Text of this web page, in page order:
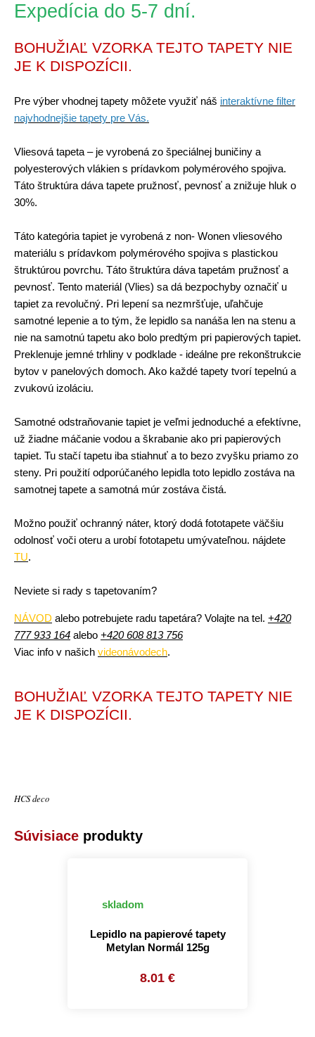
Expedícia do 5-7 dní.
BOHUŽIAĽ VZORKA TEJTO TAPETY NIE
JE K DISPOZÍCII.
Pre výber vhodnej tapety môžete využiť náš interaktívne filter
najvhodnejšie tapety pre Vás.
Vliesová tapeta – je vyrobená zo špeciálnej buničiny a
polyesterových vlákien s prídavkom polymérového spojiva.
Táto štruktúra dáva tapete pružnosť, pevnosť a znižuje hluk o
30%.
Táto kategória tapiet je vyrobená z non- Wonen vliesového
materiálu s prídavkom polymérového spojiva s plastickou
štruktúrou povrchu. Táto štruktúra dáva tapetám pružnosť a
pevnosť. Tento materiál (Vlies) sa dá bezpochyby označiť u
tapiet za revolučný. Pri lepení sa nezmršťuje, uľahčuje
samotné lepenie a to tým, že lepidlo sa nanáša len na stenu a
nie na samotnú tapetu ako bolo predtým pri papierových tapiet.
Preklenuje jemné trhliny v podklade - ideálne pre rekonštrukcie
bytov v panelových domoch. Ako každé tapety tvorí tepelnú a
zvukovú izoláciu.
Samotné odstraňovanie tapiet je veľmi jednoduché a efektívne,
už žiadne máčanie vodou a škrabanie ako pri papierových
tapiet. Tu stačí tapetu iba stiahnuť a to bezo zvyšku priamo zo
steny. Pri použití odporúčaného lepidla toto lepidlo zostáva na
samotnej tapete a samotná múr zostáva čistá.
Možno použiť ochranný náter, ktorý dodá fototapete väčšiu
odolnosť voči oteru a urobí fototapetu umývateľnou. nájdete
TU.
Neviete si rady s tapetovaním?
NÁVOD alebo potrebujete radu tapetára? Volajte na tel. +420
777 933 164 alebo +420 608 813 756
Viac info v našich videonávodech.
BOHUŽIAĽ VZORKA TEJTO TAPETY NIE
JE K DISPOZÍCII.
HCS deco
Súvisiace produkty
skladom
Lepidlo na papierové tapety
Metylan Normál 125g
8.01 €